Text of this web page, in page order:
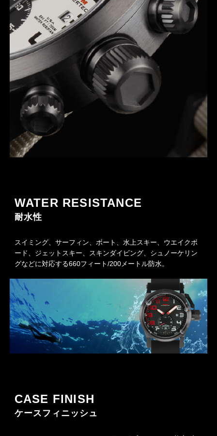
WATER RESISTANCE
耐水性
スイミング、サーフィン、ボート、水上スキー、ウエイクボ
ード、ジェットスキー、スキンダイビング、シュノーケリン
グなどに対応する660フィート/200メートル防水。
CASE FINISH
ケースフィニッシュ